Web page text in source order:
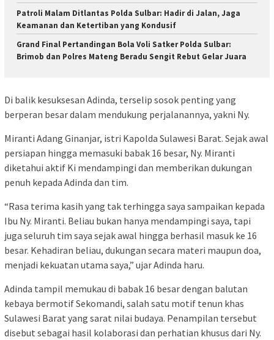
Patroli Malam Ditlantas Polda Sulbar: Hadir di Jalan, Jaga
Keamanan dan Ketertiban yang Kondusif
Grand Final Pertandingan Bola Voli Satker Polda Sulbar:
Brimob dan Polres Mateng Beradu Sengit Rebut Gelar Juara
Di balik kesuksesan Adinda, terselip sosok penting yang
berperan besar dalam mendukung perjalanannya, yakni Ny.
Miranti Adang Ginanjar, istri Kapolda Sulawesi Barat. Sejak awal
persiapan hingga memasuki babak 16 besar, Ny. Miranti
diketahui aktif Ki mendampingi dan memberikan dukungan
penuh kepada Adinda dan tim.
“Rasa terima kasih yang tak terhingga saya sampaikan kepada
Ibu Ny. Miranti. Beliau bukan hanya mendampingi saya, tapi
juga seluruh tim saya sejak awal hingga berhasil masuk ke 16
besar. Kehadiran beliau, dukungan secara materi maupun doa,
menjadi kekuatan utama saya,” ujar Adinda haru.
Adinda tampil memukau di babak 16 besar dengan balutan
kebaya bermotif Sekomandi, salah satu motif tenun khas
Sulawesi Barat yang sarat nilai budaya. Penampilan tersebut
disebut sebagai hasil kolaborasi dan perhatian khusus dari Ny.